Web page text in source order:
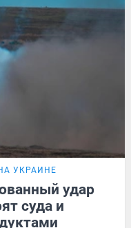
УКРАИНЕ
удар
суда и